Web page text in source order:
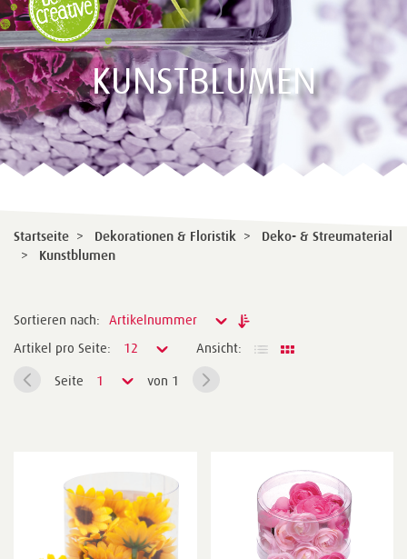
KUNSTBLUMEN
Startseite > Dekorationen & Floristik >
Deko- & Streumaterial
>
Kunstblumen
Sortieren nach:
Artikelnummer
Artikel pro Seite:
12 Ansicht:
Seite 1 von 1